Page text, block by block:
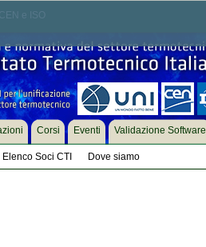
Elenco Soci CTI Dove siamo
Corsi Eventi Validazione Software